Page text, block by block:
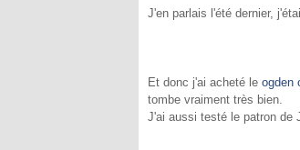
J'en parlais l'été dernier,
Et donc j'ai acheté le ogden
tombe vraiment très bien.
J'ai aussi testé le patron de